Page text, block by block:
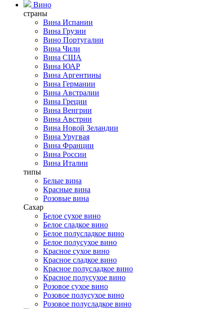
Вино
страны
Вина Испании
Вина Грузии
Вино Португалии
Вина Чили
Вина США
Вина ЮАР
Вина Аргентины
Вина Германии
Вина Австралии
Вина Греции
Вина Венгрии
Вина Австрии
Вина Новой Зеландии
Вина Уругвая
Вина Франции
Вина России
Вина Италии
типы
Белые вина
Красные вина
Розовые вина
Сахар
Белое сухое вино
Белое сладкое вино
Белое полусладкое вино
Белое полусухое вино
Красное сухое вино
Красное сладкое вино
Красное полусладкое вино
Красное полусухое вино
Розовое сухое вино
Розовое полусухое вино
Розовое полусладкое вино